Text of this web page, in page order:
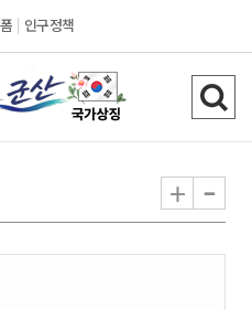
인구정책
검
색
기
+ -